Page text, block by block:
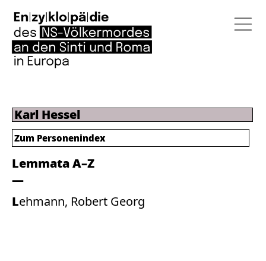
Karl Hessel
Lemmata A–Z
Lehmann, Robert Georg
Zum Personenindex